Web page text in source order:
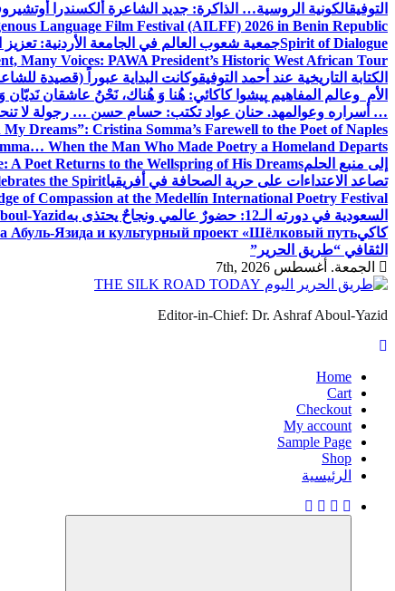
التوفيقالكونية الروسية… الذاكرة: جديد الشاعرة ألكسندرا
Language Film Festival (AILFF) 2026 in Benin Republic.
Spirit of Dialogueجمعية شعوب العالم في الجامعة الأردنية: تعزيز
Many Voices: PAWA President’s Historic West African Tour
الكتابة التاريخية عند أحمد التوفيقوكانت البداية عبوراً (قصيدة
الأم وعالم المفاهيم پیشوا کاکائي: هُنا وَ هُناك، نَحْنُ عاشقان نَديّان
… أسراره وعوالمهد. حنان عواد تكتب: حسام حسن … رجولة لا
Dreams”: Cristina Somma’s Farewell to the Poet of Naples
When the Man Who Made Poetry a Homeland Departs
إلى منبع الحلمPoet Returns to the Wellspring of His Dreams
تصاعد الاعتداءات على حرية الصحافة في أفريقياthe Spirit
of Compassion at the Medellín International Poetry Festival
السعودية في دورته الـ12: حضورٌ عالمي ونجاحٌ يحتذى به
Yazid
كاكيЯзида и культурный проект «Шёлковый путь»
الثقافي “طريق الحرير”
الجمعة. أغسطس 7th, 2026
Editor-in-Chief: Dr. Ashraf Aboul-Yazid
Home
Cart
Checkout
My account
Sample Page
Shop
الرئيسية